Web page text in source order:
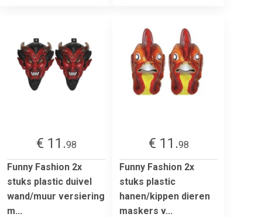
€ 11.98
Funny Fashion 2x
stuks plastic duivel
wand/muur versiering
m...
€ 11.98
Funny Fashion 2x
stuks plastic
hanen/kippen dieren
maskers v...